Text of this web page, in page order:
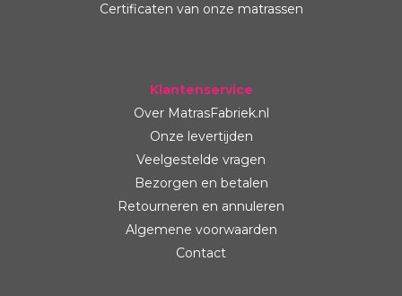
Certificaten van onze matrassen
Klantenservice
Over MatrasFabriek.nl
Onze levertijden
Veelgestelde vragen
Bezorgen en betalen
Retourneren en annuleren
Algemene voorwaarden
Contact